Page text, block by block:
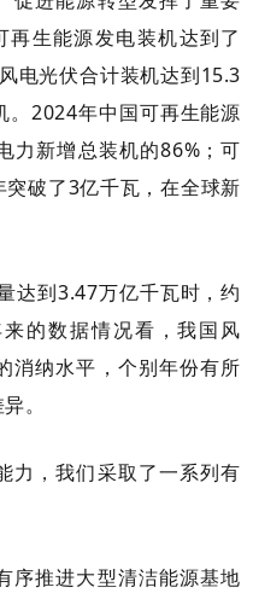
再生能源发电装机达到了
电光伏合计装机达到15.3
。2024年中国可再生能源
力新增总装机的86%；可
破了3亿千瓦，在全球新
达到3.47万亿千瓦时，约
的数据情况看，我国风
消纳水平，个别年份有所
。
力，我们采取了一系列有
序推进大型清洁能源基地